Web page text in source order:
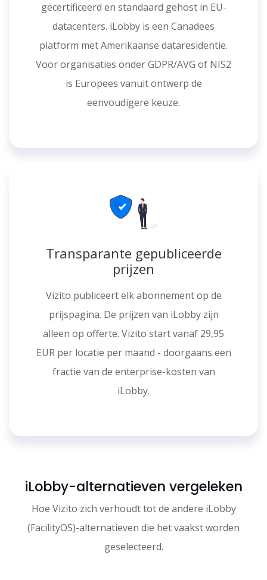
gecertificeerd en standaard gehost in EU-
datacenters. iLobby is een Canadees
platform met Amerikaanse dataresidentie.
Voor organisaties onder GDPR/AVG of NIS2
is Europees vanuit ontwerp de
eenvoudigere keuze.
Transparante gepubliceerde
prijzen
Vizito publiceert elk abonnement op de
prijspagina. De prijzen van iLobby zijn
alleen op offerte. Vizito start vanaf 29,95
EUR per locatie per maand - doorgaans een
fractie van de enterprise-kosten van
iLobby.
iLobby-alternatieven vergeleken
Hoe Vizito zich verhoudt tot de andere iLobby
(FacilityOS)-alternatieven die het vaakst worden
geselecteerd.